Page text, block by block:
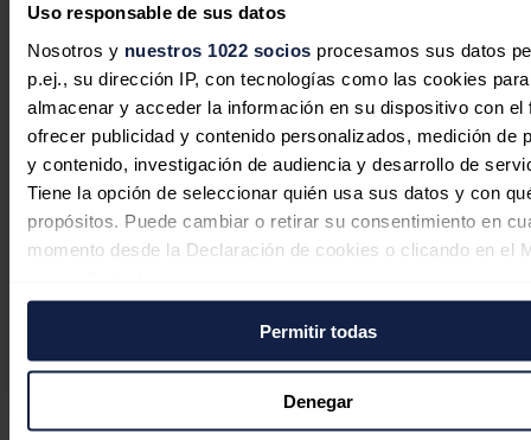
Uso responsable de sus datos
Nosotros y nuestros 1022 socios procesamos sus datos
p.ej., su dirección IP, con tecnologías como las cookies para
almacenar y acceder la información en su dispositivo con el
ofrecer publicidad y contenido personalizados, medición de
y contenido, investigación de audiencia y desarrollo de
Tiene la opción de seleccionar quién usa sus datos y con
propósitos. Puede cambiar o retirar su consentimiento en
momento desde la Declaración de cookies o clicando en el
Si lo permite, también quisiéramos:
Recopilar información sobre su ubicación geográfica
puede tener una precisión de varios metros
Identificar su dispositivo analizándolo activamente
Permitir todas
Denegar
de inversión de Cofides de 150
millones para la planta de acero